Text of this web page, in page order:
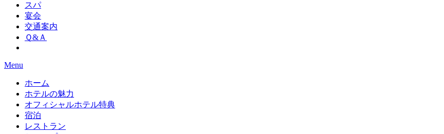
スパ
宴会
交通案内
Ｑ&Ａ
Menu
ホーム
ホテルの魅力
オフィシャルホテル特典
宿泊
レストラン